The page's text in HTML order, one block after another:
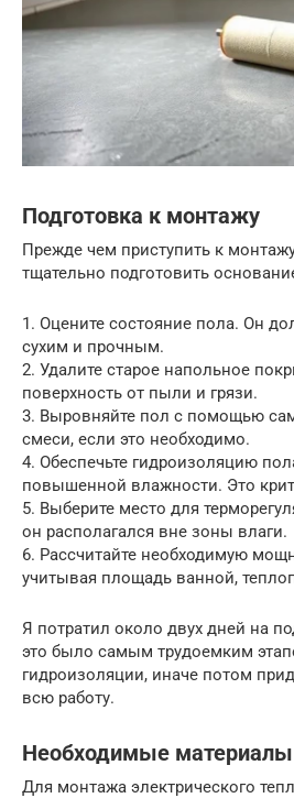
Подготовка к монтажу
Прежде чем приступить к
тщательно подготовить
1. Оцените состояние пола. Он
сухим и прочным.
2. Удалите старое напольное
поверхность от пыли и грязи.
3. Выровняйте пол с помощью
смеси, если это необходимо.
4. Обеспечьте гидроизоляцию
повышенной влажности. Это
5. Выберите место для
он располагался вне зоны влаги.
6. Рассчитайте необходимую
учитывая площадь ванной,
Я потратил около двух дней на
это было самым трудоемким
гидроизоляции, иначе потом
всю работу.
Необходимые
Для монтажа электрического